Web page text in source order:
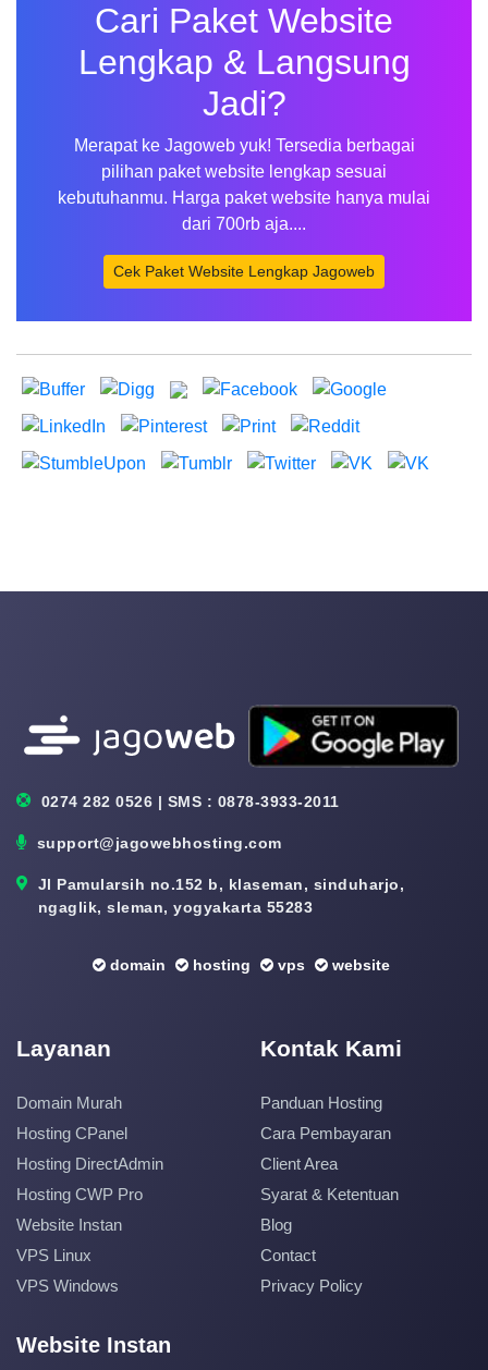
Cari Paket Website
Lengkap & Langsung
Jadi?
Merapat ke Jagoweb yuk! Tersedia berbagai
pilihan paket website lengkap sesuai
kebutuhanmu. Harga paket website hanya mulai
dari 700rb aja....
Cek Paket Website Lengkap Jagoweb
0274 282 0526 | SMS : 0878-3933-2011
support@jagowebhosting.com
Jl Pamularsih no.152 b, klaseman, sinduharjo,
ngaglik, sleman, yogyakarta 55283
domain hosting vps website
Layanan
Domain Murah
Hosting CPanel
Hosting DirectAdmin
Hosting CWP Pro
Website Instan
VPS Linux
VPS Windows
Kontak Kami
Panduan Hosting
Cara Pembayaran
Client Area
Syarat & Ketentuan
Blog
Contact
Privacy Policy
Website Instan